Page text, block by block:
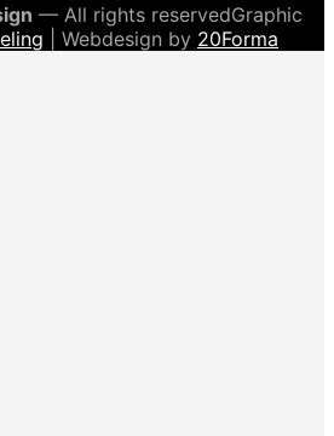
— All rights reservedGraphic
| Webdesign by 20Forma